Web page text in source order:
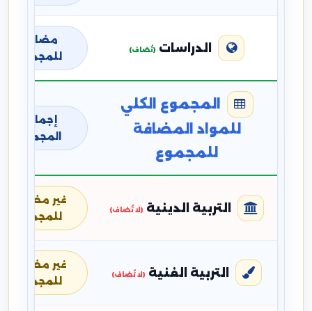
الدراسات (تُضاف)
مضافة
للمجموع
المجموع الكلي
للمواد المضافة
للمجموع
إجمالي
المجموع
التربية الدينية (لا تُضاف)
غير مضافة
للمجموع
التربية الفنية (لا تُضاف)
غير مضافة
للمجموع